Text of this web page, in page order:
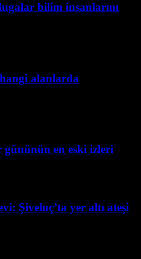
bilim insanlarını
hangi alanlarda
gününün en eski izleri
Şiveluç’ta yer altı ateşi